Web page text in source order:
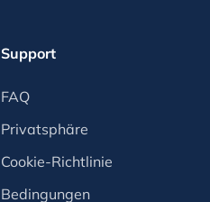
Support
FAQ
Privatsphäre
Cookie-Richtlinie
Bedingungen